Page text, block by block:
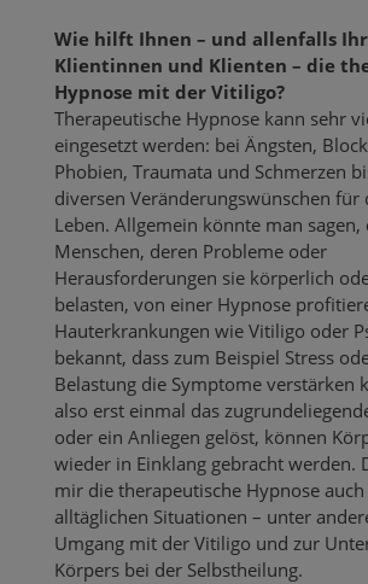
Wie hilft Ihnen – und allenfalls
Klientinnen und Klienten – die
Hypnose mit der Vitiligo?
Therapeutische Hypnose kann sehr
eingesetzt werden: bei Ängsten,
Phobien, Traumata und Schmerzen
diversen Veränderungswünschen für
Leben. Allgemein könnte man sagen,
Menschen, deren Probleme oder
Herausforderungen sie körperlich
belasten, von einer Hypnose
Hauterkrankungen wie Vitiligo oder
bekannt, dass zum Beispiel Stress
Belastung die Symptome verstärken
also erst einmal das
oder ein Anliegen gelöst, können
wieder in Einklang gebracht werden.
mir die therapeutische Hypnose
alltäglichen Situationen – unter
Umgang mit der Vitiligo und zur
Körpers bei der Selbstheilung.